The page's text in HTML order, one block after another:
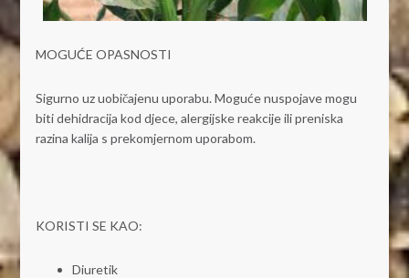
MOGUĆE OPASNOSTI
Sigurno uz uobičajenu uporabu. Moguće nuspojave mogu
biti dehidracija kod djece, alergijske reakcije ili preniska
razina kalija s prekomjernom uporabom.
KORISTI SE KAO:
Diuretik